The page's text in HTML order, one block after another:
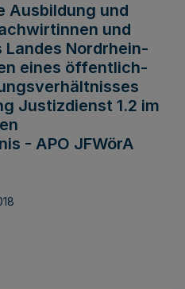
Ausbildung und
und
Nordrhein-
eines öffentlich-
Justizdienst 1.2 im
- APO JFWörA